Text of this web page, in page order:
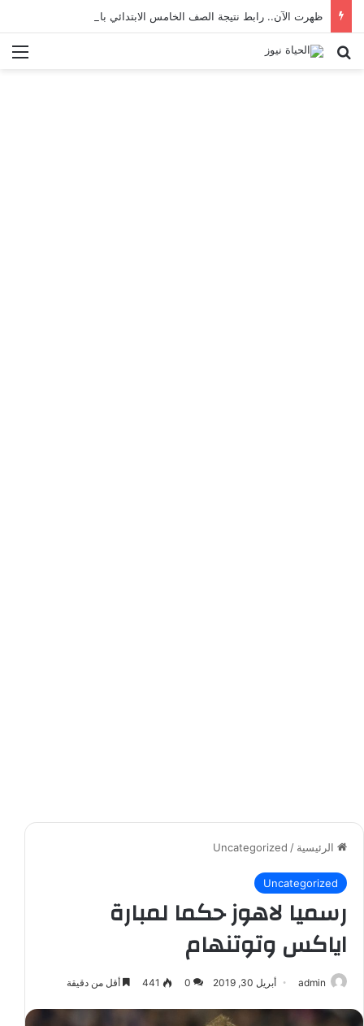
بحث عن
الرئيسية /
Uncategorized
Uncategorized
رسميا لاهوز حكما لمبارة
اياكس وتوتنهام
admin أبريل 30, 2019 0
441 أقل من دقيقة